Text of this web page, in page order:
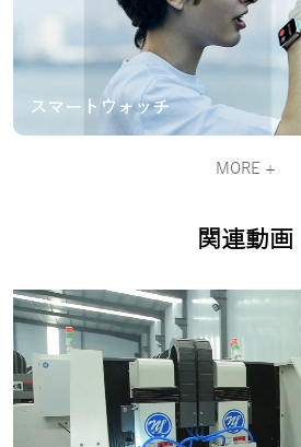
スマートウォッチ
MORE +
関連動画